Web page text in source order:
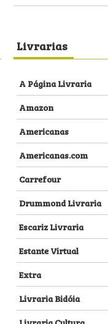
Livrarias
A Página Livraria
Amazon
Americanas
Americanas.com
Carrefour
Drummond Livraria
Escariz Livraria
Estante Virtual
Extra
Livraria Bidóia